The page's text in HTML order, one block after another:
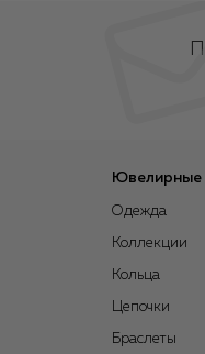
Ювелирные
Одежда
Коллекции
Кольца
Цепочки
Браслеты